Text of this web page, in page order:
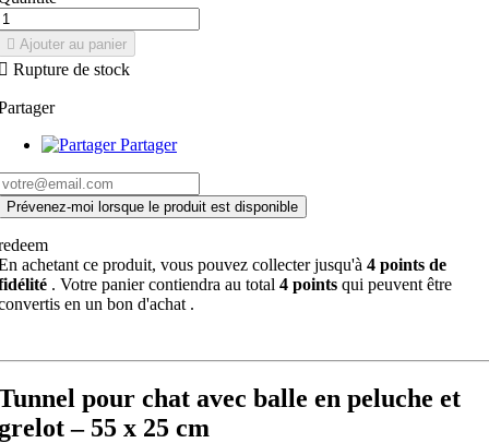
 Ajouter au panier
Rupture de stock
Partager
Prévenez-moi lorsque le produit est disponible
achetant ce produit, vous pouvez collecter jusqu'à 4 points de
. Votre panier contiendra au total 4 points qui peuvent être
en un bon d'achat .
pour chat avec balle en peluche et
– 55 x 25 cm